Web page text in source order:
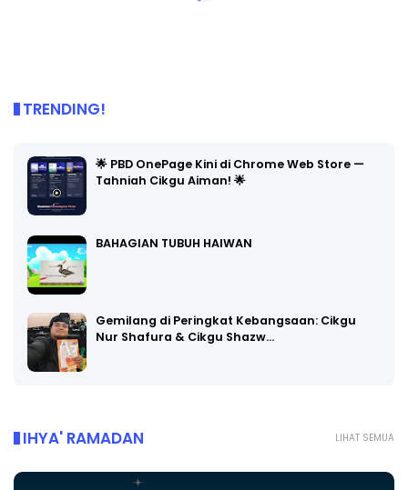
TRENDING!
🌟 PBD OnePage Kini di Chrome Web Store —
Tahniah Cikgu Aiman! 🌟
BAHAGIAN TUBUH HAIWAN
Gemilang di Peringkat Kebangsaan: Cikgu
Nur Shafura & Cikgu Shazw…
LIHAT SEMUA
IHYA' RAMADAN